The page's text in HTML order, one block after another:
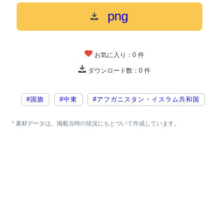
png
お気に入り：0 件
ダウンロード数：0 件
#国旗 #中東 #アフガニスタン・イスラム共和国
* 素材データは、掲載当時の状況にもとづいて作成しています。